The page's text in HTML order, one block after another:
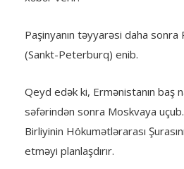
Paşinyanın təyyarəsi daha sonra
(Sankt-Peterburq) enib.
Qeyd edək ki, Ermənistanın baş
səfərindən sonra Moskvaya
Birliyinin Hökumətlərarası
etməyi planlaşdırır.